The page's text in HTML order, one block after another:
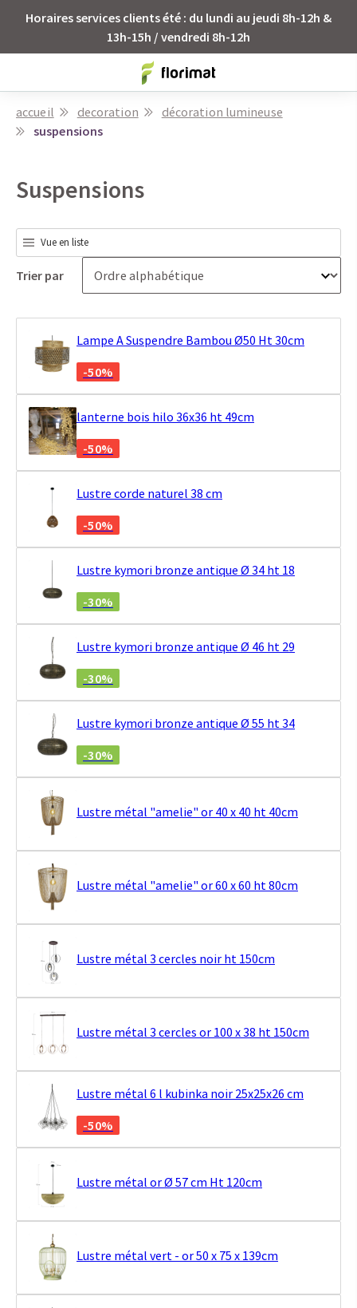
Horaires services clients été : du lundi au jeudi 8h-12h &
13h-15h / vendredi 8h-12h
accueil decoration
décoration lumineuse
suspensions
Suspensions
Vue en liste
Trier par
Lampe A Suspendre Bambou Ø50 Ht 30cm
-50%
lanterne bois hilo 36x36 ht 49cm
-50%
Lustre corde naturel 38 cm
-50%
Lustre kymori bronze antique Ø 34 ht 18
-30%
Lustre kymori bronze antique Ø 46 ht 29
-30%
Lustre kymori bronze antique Ø 55 ht 34
-30%
Lustre métal "amelie" or 40 x 40 ht 40cm
Lustre métal "amelie" or 60 x 60 ht 80cm
Lustre métal 3 cercles noir ht 150cm
Lustre métal 3 cercles or 100 x 38 ht 150cm
Lustre métal 6 l kubinka noir 25x25x26 cm
-50%
Lustre métal or Ø 57 cm Ht 120cm
Lustre métal vert - or 50 x 75 x 139cm